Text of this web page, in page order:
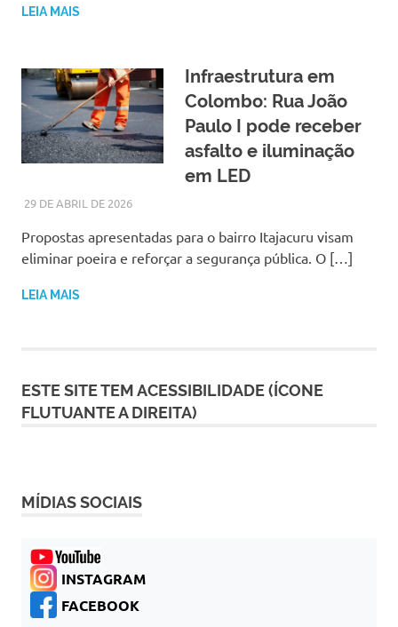
LEIA MAIS
Infraestrutura em
Colombo: Rua João
Paulo I pode receber
asfalto e iluminação
em LED
29 DE ABRIL DE 2026LARISSA TURKO
NOTÍCIAS
Propostas apresentadas para o bairro Itajacuru visam
eliminar poeira e reforçar a segurança pública. O […]
LEIA MAIS
ESTE SITE TEM ACESSIBILIDADE (ÍCONE
FLUTUANTE A DIREITA)
MÍDIAS SOCIAIS
INSTAGRAM
FACEBOOK